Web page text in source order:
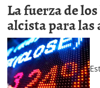
La fuerza de
alcista para las